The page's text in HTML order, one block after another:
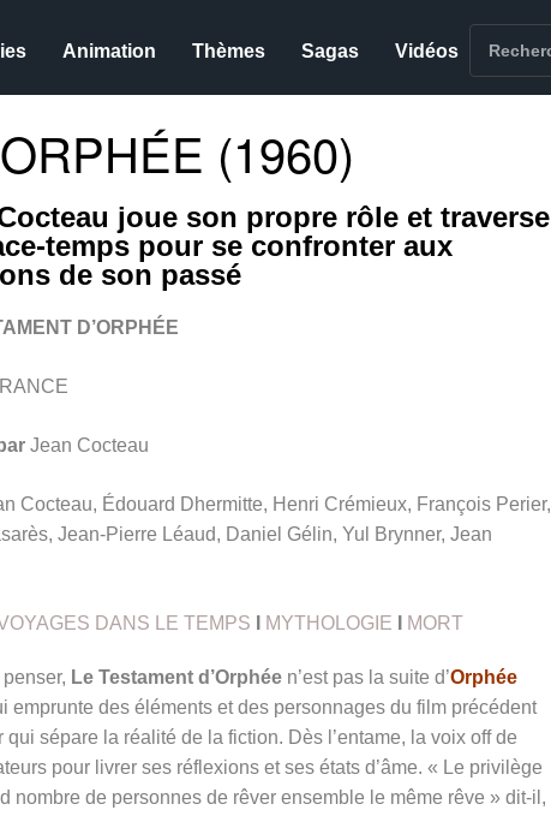
Animation Thèmes Sagas Vidéos
(1960)
joue son propre rôle et traverse
temps pour se confronter aux
de son passé
D’ORPHÉE
Jean Cocteau
Cocteau, Édouard Dhermitte, Henri Crémieux, François Perier,
Jean-Pierre Léaud, Daniel Gélin, Yul Brynner, Jean
DANS LE TEMPS MYTHOLOGIE MORT
Le Testament d’Orphée n’est pas la suite d’Orphée
emprunte des éléments et des personnages du film précédent
sépare la réalité de la fiction. Dès l’entame, la voix off de
pour livrer ses réflexions et ses états d’âme. « Le privilège
nombre de personnes de rêver ensemble le même rêve » dit-il,